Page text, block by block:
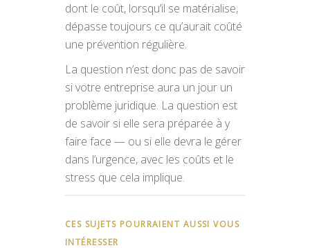
dont le coût, lorsqu’il se matérialise,
dépasse toujours ce qu’aurait coûté
une prévention régulière.
La question n’est donc pas de savoir
si votre entreprise aura un jour un
problème juridique. La question est
de savoir si elle sera préparée à y
faire face — ou si elle devra le gérer
dans l’urgence, avec les coûts et le
stress que cela implique.
CES SUJETS POURRAIENT AUSSI VOUS
INTÉRESSER